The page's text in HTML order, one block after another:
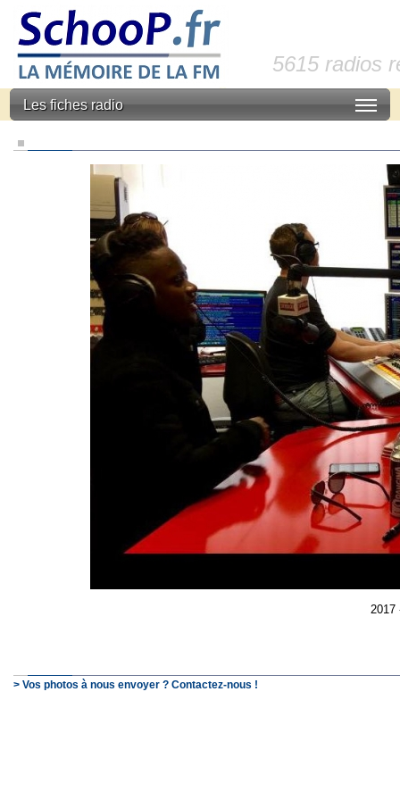
5615 radios
Les fiches radio
2017
> Vos photos à nous envoyer ? Contactez-nous !